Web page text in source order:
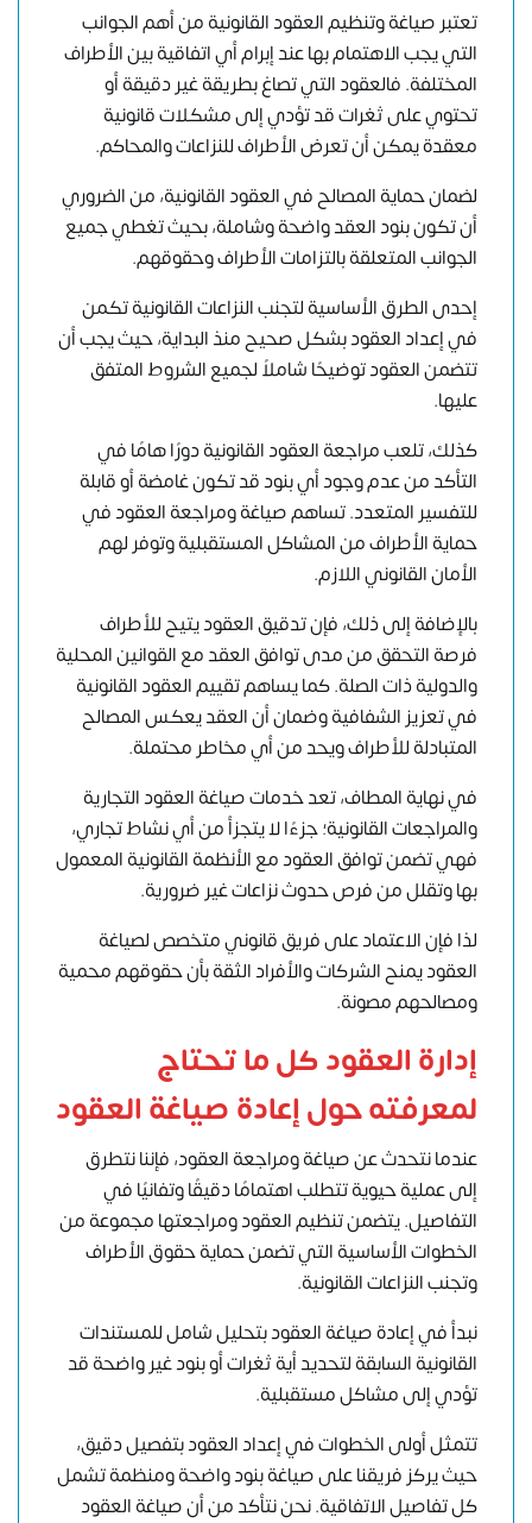
تعتبر صياغة وتنظيم العقود القانونية من أهم الجوانب
التي يجب الاهتمام بها عند إبرام أي اتفاقية بين الأطراف
المختلفة. فالعقود التي تصاغ بطريقة غير دقيقة أو
تحتوي على ثغرات قد تؤدي إلى مشكلات قانونية
معقدة يمكن أن تعرض الأطراف للنزاعات والمحاكم.
لضمان حماية المصالح في العقود القانونية، من الضروري
أن تكون بنود العقد واضحة وشاملة، بحيث تغطي جميع
الجوانب المتعلقة بالتزامات الأطراف وحقوقهم.
إحدى الطرق الأساسية لتجنب النزاعات القانونية تكمن
في إعداد العقود بشكل صحيح منذ البداية، حيث يجب أن
تتضمن العقود توضيحًا شاملاً لجميع الشروط المتفق
عليها.
كذلك، تلعب مراجعة العقود القانونية دورًا هامًا في
التأكد من عدم وجود أي بنود قد تكون غامضة أو قابلة
للتفسير المتعدد. تساهم صياغة ومراجعة العقود في
حماية الأطراف من المشاكل المستقبلية وتوفر لهم
الأمان القانوني اللازم.
بالإضافة إلى ذلك، فإن تدقيق العقود يتيح للأطراف
فرصة التحقق من مدى توافق العقد مع القوانين المحلية
والدولية ذات الصلة. كما يساهم تقييم العقود القانونية
في تعزيز الشفافية وضمان أن العقد يعكس المصالح
المتبادلة للأطراف ويحد من أي مخاطر محتملة.
في نهاية المطاف، تعدخدمات صياغة العقود التجارية
والمراجعات القانونية؛ جزءًا لا يتجزأ من أي نشاط تجاري،
فهي تضمن توافق العقود مع الأنظمة القانونية المعمول
بها وتقلل من فرص حدوث نزاعات غير ضرورية.
لذا فإن الاعتماد على فريق قانوني متخصص لصياغة
العقود يمنح الشركات والأفراد الثقة بأن حقوقهم محمية
ومصالحهم مصونة.
إدارة العقود كل ما تحتاج
لمعرفته حول إعادة صياغة العقود
عندما نتحدث عن صياغة ومراجعة العقود، فإننا نتطرق
إلى عملية حيوية تتطلب اهتمامًا دقيقًا وتفانيًا في
التفاصيل. يتضمن تنظيم العقود ومراجعتها مجموعة من
الخطوات الأساسية التي تضمن حماية حقوق الأطراف
وتجنب النزاعات القانونية.
نبدأ في إعادة صياغة العقود بتحليل شامل للمستندات
القانونية السابقة لتحديد أية ثغرات أو بنود غير واضحة قد
تؤدي إلى مشاكل مستقبلية.
تتمثل أولى الخطوات في إعداد العقود بتفصيل دقيق،
حيث يركز فريقنا على صياغة بنود واضحة ومنظمة تشمل
كل تفاصيل الاتفاقية. نحن نتأكد من أن صياغة العقود